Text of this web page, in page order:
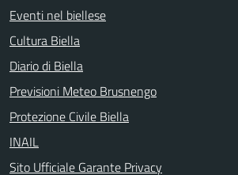
Eventi nel biellese
Cultura Biella
Diario di Biella
Previsioni Meteo Brusnengo
Protezione Civile Biella
INAIL
Sito Ufficiale Garante Privacy